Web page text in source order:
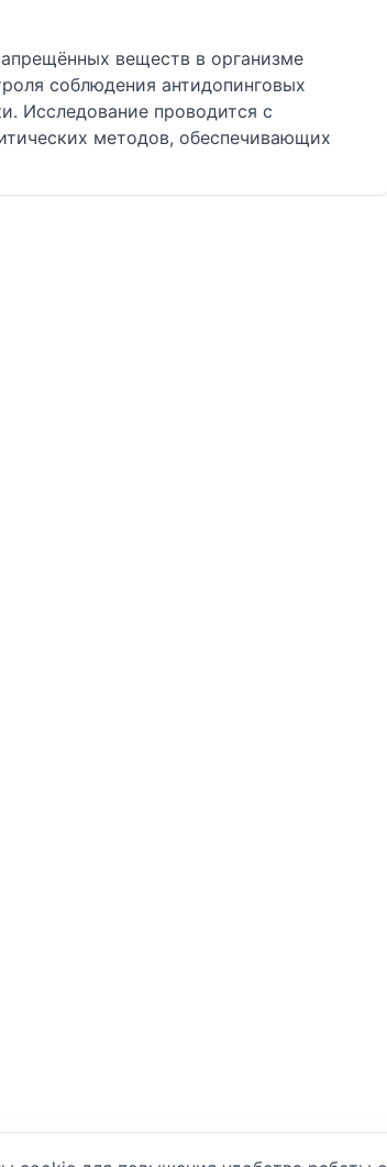
веществ в организме
соблюдения антидопинговых
Исследование проводится с
методов, обеспечивающих